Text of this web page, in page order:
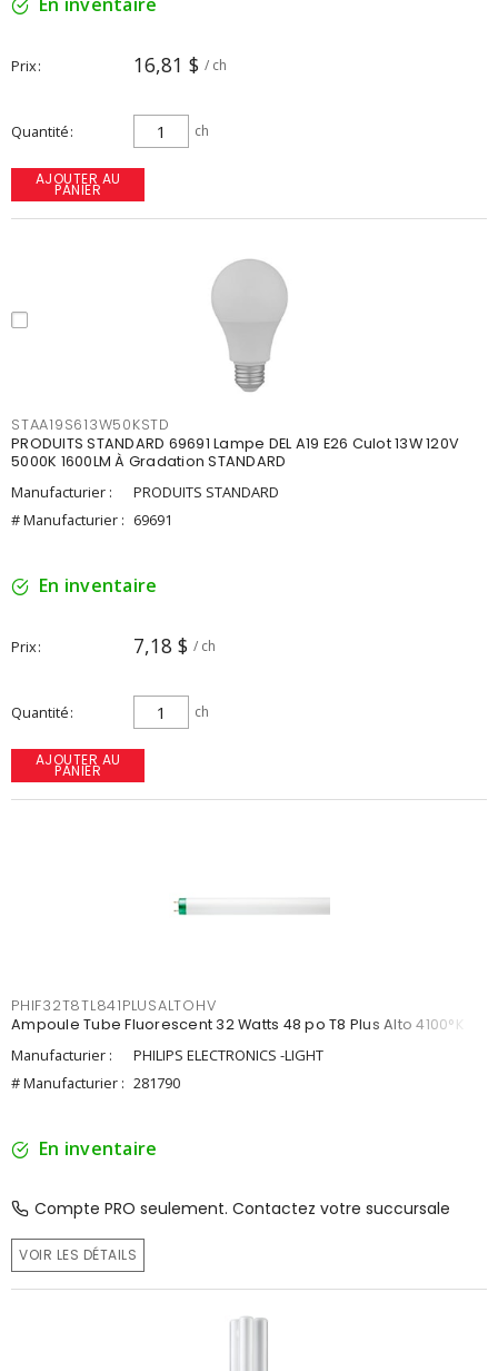
Prix 16,81 $ / ch
Quantité ch
AJOUTER AU
PANIER
STAA19S613W50KSTD
PRODUITS STANDARD 69691 Lampe DEL A19 E26 Culot 13W 120V
5000K 1600LM À Gradation STANDARD
Manufacturier :
PRODUITS STANDARD
# Manufacturier : 69691
En inventaire
Prix 7,18 $ / ch
Quantité ch
AJOUTER AU
PANIER
PHIF32T8TL841PLUSALTOHV
Ampoule Tube Fluorescent 32 Watts 48 po T8 Plus Alto 4100°K
Manufacturier :
PHILIPS ELECTRONICS -LIGHT
# Manufacturier : 281790
En inventaire
Compte PRO seulement. Contactez votre succursale
VOIR LES DÉTAILS